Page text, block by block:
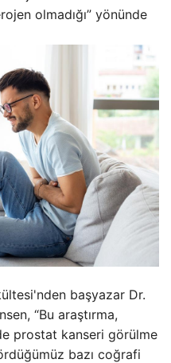
olmadığı” yönünde
başyazar Dr.
“Bu araştırma,
prostat kanseri görülme
bazı coğrafi